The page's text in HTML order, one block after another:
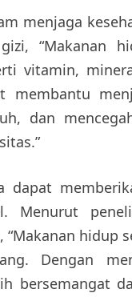
menjaga
“Makanan
vitamin,
membantu
dan
dapat
Menurut
hidup
Dengan
bersemangat